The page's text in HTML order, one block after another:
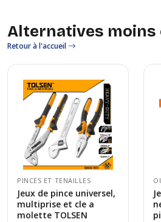
Alternatives moins
Retour à l'accueil
PINCES ET TENAILLES
Jeux de pince universel,
multiprise et cle a
molette TOLSEN